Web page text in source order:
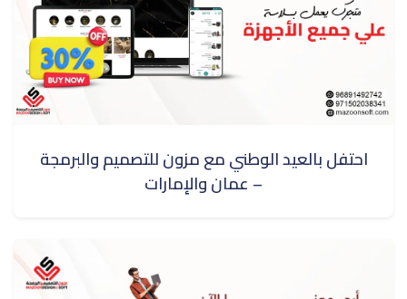
احتفل بالعيد الوطني مع مزون للتصميم والبرمجة
– عمان والإمارات